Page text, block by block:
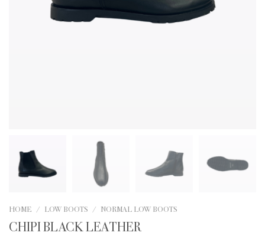
HOME / LOW BOOTS / NORMAL LOW BOOTS
CHIPI BLACK LEATHER